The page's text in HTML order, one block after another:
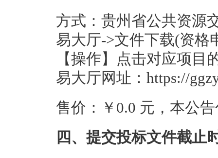
方式：贵州省公共资源
易大厅->文件下载(资格
【操作】点击对应项
易大厅网址：https://
售价：￥0.0 元，本公
四、提交投标文件截止